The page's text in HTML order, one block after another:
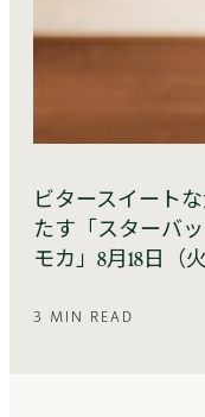
ビタースイート
たす「スターバッ
モカ」8月18日（
3 MIN READ